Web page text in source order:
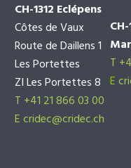
CH-1312 Eclépens
Côtes de Vaux
Route de Daillens 1
Les Portettes
ZI Les Portettes 8
T +41 21 866 03 00
Ecridec@cridec.ch
T
E